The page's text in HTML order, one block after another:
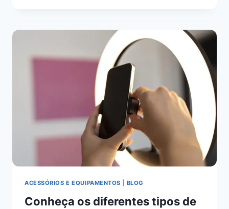
ACESSÓRIOS E EQUIPAMENTOS BLOG
Conheça os diferentes tipos de